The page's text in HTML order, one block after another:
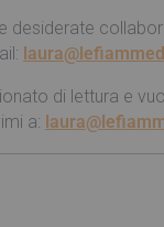
desiderate
di lettura e
a: